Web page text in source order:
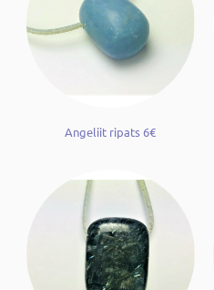
Angeliit ripats 6€